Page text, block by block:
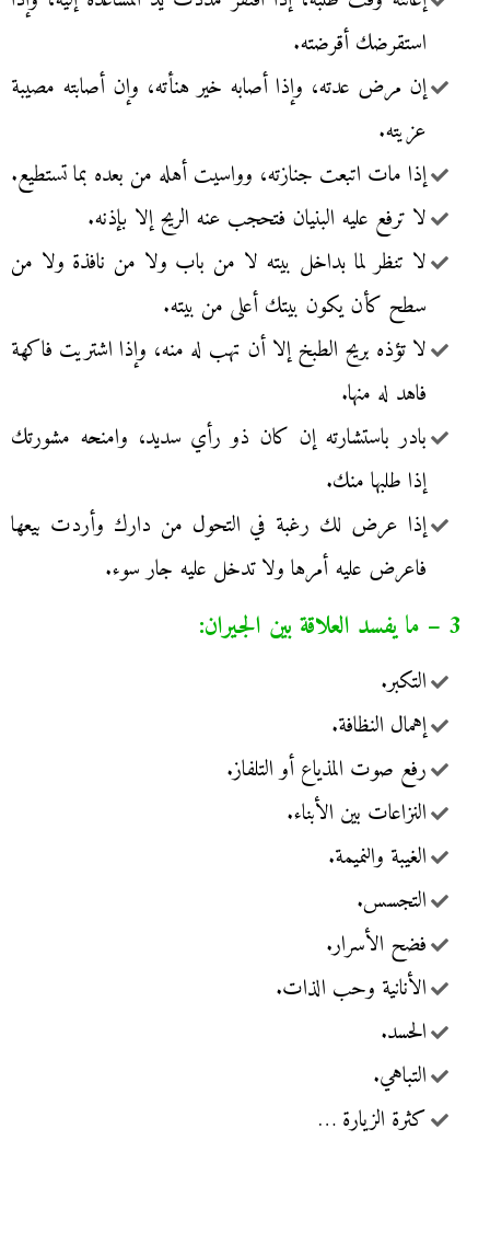
استقرضك أقرضته.
إن مرض عدته، وإذا أصابه خير هنأته، وإن أصابته مصيبة
عزيته.
إذا مات اتبعت جنازته، وواسيت أهله من بعده بما تستطيع.
لا ترفع عليه البنيان فتحجب عنه الريح إلا بإذنه.
لا تنظر لما بداخل بيته لا من باب ولا من نافذة ولا من
سطح كأن يكون بيتك أعلى من بيته.
لا تؤذه بريح الطبخ إلا أن تهب له منه، وإذا اشتريت فاكهة
فاهد له منها.
بادر باستشارته إن كان ذو رأي سديد، وامنحه مشورتك
إذا طلبها منك.
إذا عرض لك رغبة في التحول من دارك وأردت بيعها
فاعرض عليه أمرها ولا تدخل عليه جار سوء.
3 – ما يفسد العلاقة بين الجيران:
التكبر.
إهمال النظافة.
رفع صوت المذياع أو التلفاز.
النزاعات بين الأبناء.
الغيبة والنميمة.
التجسس.
فضح الأسرار.
الأنانية وحب الذات.
الحسد.
التباهي.
كثرة الزيارة …